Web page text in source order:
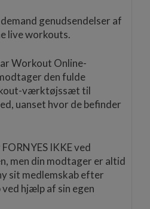
genudsendelser af
live workouts.
Workout Online-
den fulde
værktøjssæt til
uanset hvor de befinder
IKKE ved
men din modtager er altid
sit medlemskab efter
hjælp af sin egen